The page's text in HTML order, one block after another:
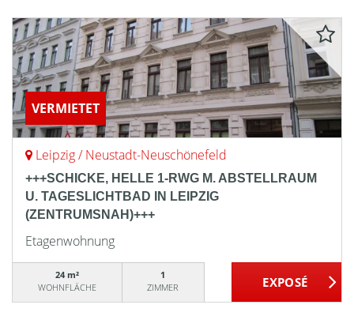
VERMIETET
Leipzig / Neustadt-Neuschönefeld
+++SCHICKE, HELLE 1-RWG M. ABSTELLRAUM
U. TAGESLICHTBAD IN LEIPZIG
(ZENTRUMSNAH)+++
Etagenwohnung
24 m²
WOHNFLÄCHE
1
ZIMMER